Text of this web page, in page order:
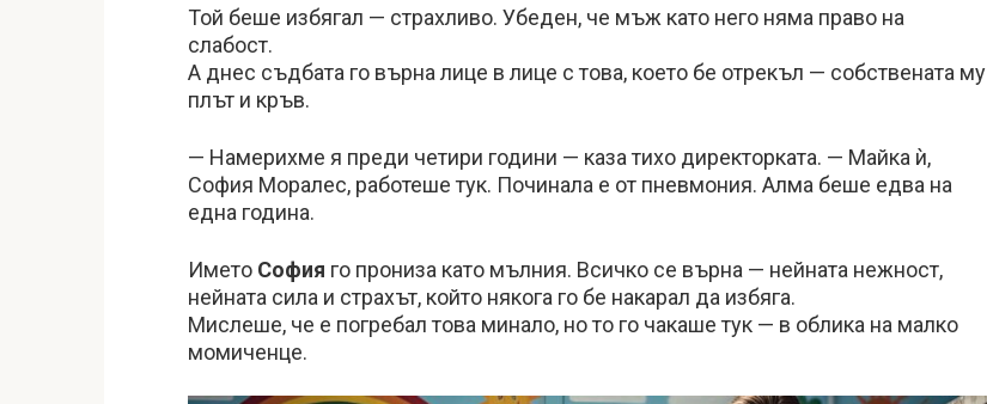
Той беше избягал — страхливо. Убеден, че мъж като него няма право на
слабост.
А днес съдбата го върна лице в лице с това, което бе отрекъл — собствената му
плът и кръв.
— Намерихме я преди четири години — каза тихо директорката. — Майка ѝ,
София Моралес, работеше тук. Починала е от пневмония. Алма беше едва на
една година.
Името София го прониза като мълния. Всичко се върна — нейната нежност,
нейната сила и страхът, който някога го бе накарал да избяга.
Мислеше, че е погребал това минало, но то го чакаше тук — в облика на малко
момиченце.